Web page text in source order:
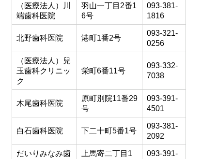
（医療法人）川
端歯科医院
羽山一丁目2番1
6号
093-381-
1816
北野歯科医院 港町1番2号
093-321-
0256
（医療法人）兒
玉歯科クリニッ
ク
栄町6番11号
093-332-
7038
木尾歯科医院
原町別院11番29
号
093-391-
4501
白石歯科医院 下二十町5番1号
093-381-
2092
だいりみなみ歯
上馬寄二丁目1
093-391-